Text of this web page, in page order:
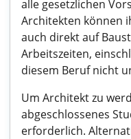
alle gesetzlichen
Architekten können
auch direkt auf
Arbeitszeiten,
diesem Beruf nicht
Um Architekt zu
abgeschlossenes
erforderlich.